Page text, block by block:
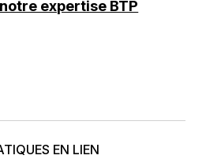
expertise BTP
EN LIEN